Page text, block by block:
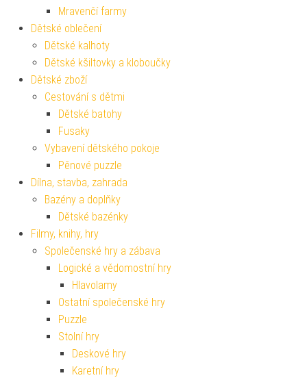
Mravenčí farmy
Dětské oblečení
Dětské kalhoty
Dětské kšiltovky a kloboučky
Dětské zboží
Cestování s dětmi
Dětské batohy
Fusaky
Vybavení dětského pokoje
Pěnové puzzle
Dílna, stavba, zahrada
Bazény a doplňky
Dětské bazénky
Filmy, knihy, hry
Společenské hry a zábava
Logické a vědomostní hry
Hlavolamy
Ostatní společenské hry
Puzzle
Stolní hry
Deskové hry
Karetní hry